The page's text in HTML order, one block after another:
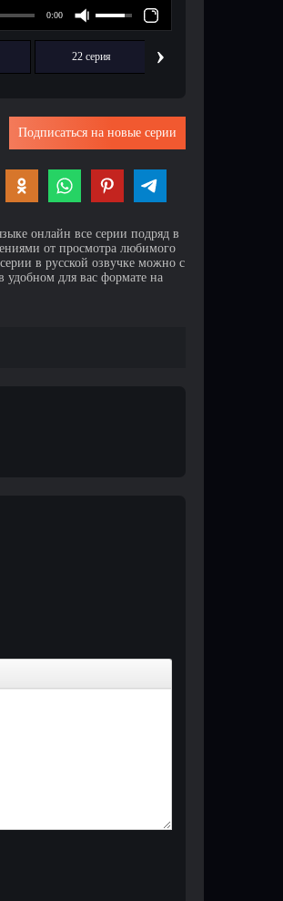
22 серия ›
Подписаться на новые серии
онлайн все серии подряд в
от просмотра любимого
в русской озвучке можно с
для вас формате на